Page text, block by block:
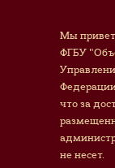
Мы
ФГБУ
что за
не несет.